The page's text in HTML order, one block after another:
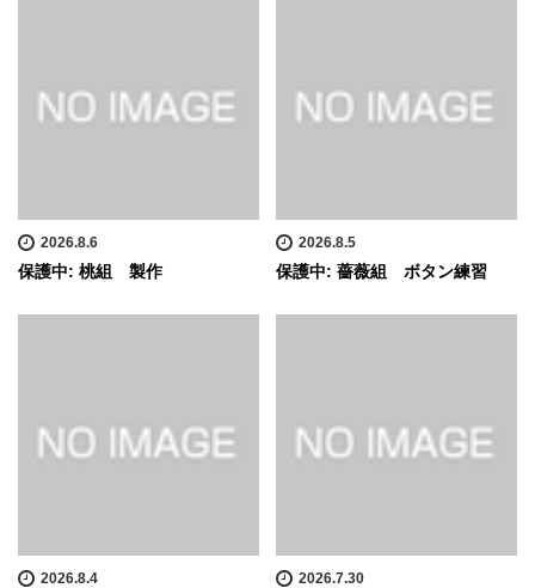
2026.8.6
保護中: 桃組 製作
2026.8.5
保護中: 薔薇組 ボタン練習
2026.8.4 2026.7.30